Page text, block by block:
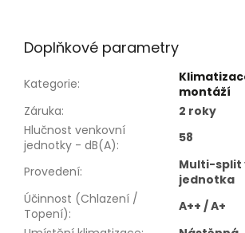
Doplňkové parametry
Kategorie:
montáží
Záruka:
2 roky
Hlučnost venkovní
jednotky - dB(A): 58
Provedení:
Multi-
jednotka
Účinnost (Chlazení /
Topení):
A++ / A+